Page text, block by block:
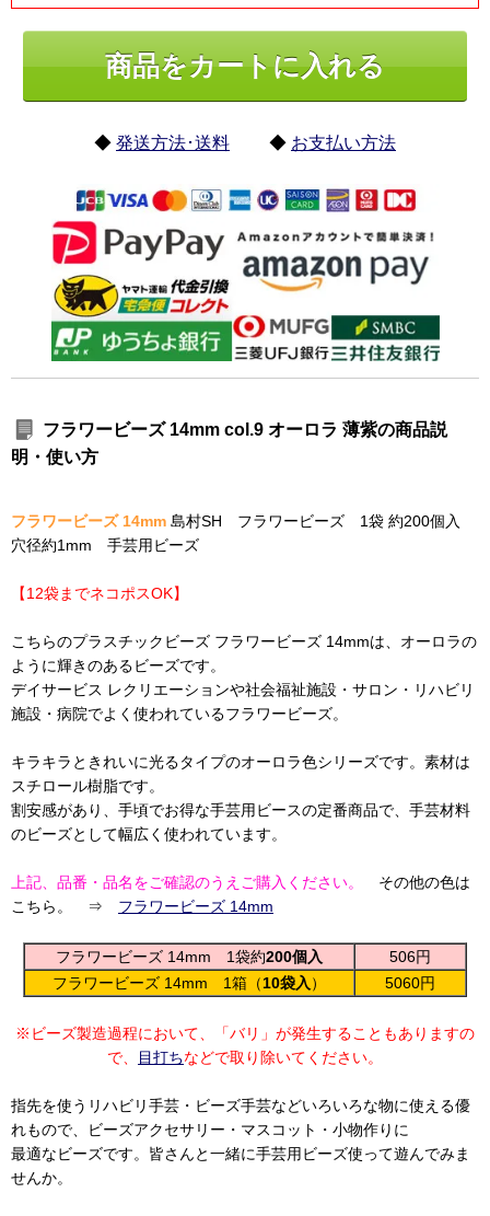
◆ 発送方法･送料 ◆ お支払い方法
フラワービーズ 14mm col.9 オーロラ 薄紫の商品説
明・使い方
フラワービーズ 14mm 島村SH フラワービーズ 1袋 約200個入
穴径約1mm 手芸用ビーズ
【12袋までネコポスOK】
こちらのプラスチックビーズ フラワービーズ 14mmは、オーロラの
ように輝きのあるビーズです。
デイサービス レクリエーションや社会福祉施設・サロン・リハビリ
施設・病院でよく使われているフラワービーズ。
キラキラときれいに光るタイプのオーロラ色シリーズです。素材は
スチロール樹脂です。
割安感があり、手頃でお得な手芸用ビースの定番商品で、手芸材料
のビーズとして幅広く使われています。
上記、品番・品名をご確認のうえご購入ください。
その他の色は
こちら。 ⇒ フラワービーズ 14mm
フラワービーズ 14mm 1袋約200個入
506円
フラワービーズ 14mm 1箱（10袋入 ） 5060円
※ビーズ製造過程において、「バリ」が発生することもありますの
で、
目打ちなどで取り除いてください。
指先を使うリハビリ手芸・ビーズ手芸などいろいろな物に使える優
れもので、ビーズアクセサリー・マスコット・小物作りに
最適なビーズです。皆さんと一緒に手芸用ビーズ使って遊んでみま
せんか。